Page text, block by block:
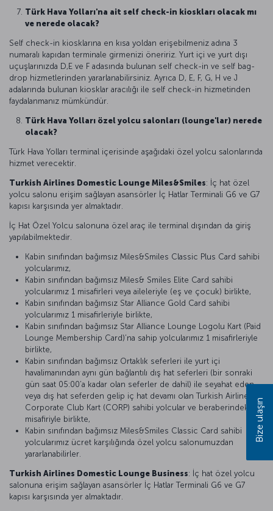
Türk Hava Yolları'na ait self check-in kioskları olacak mı
ve nerede olacak?
Self check-in kiosklarına en kısa yoldan erişebilmeniz adına 3
numaralı kapıdan terminale girmenizi öneririz. Yurt içi ve yurt dışı
uçuşlarınızda D,E ve F adasında bulunan self check-in ve self bag-
drop hizmetlerinden yararlanabilirsiniz. Ayrıca D, E, F, G, H ve J
adalarında bulunan kiosklar aracılığı ile self check-in hizmetinden
faydalanmanız mümkündür.
Türk Hava Yolları özel yolcu salonları (lounge'lar) nerede
olacak?
Türk Hava Yolları terminal içerisinde aşağıdaki özel yolcu salonlarında
hizmet verecektir.
Turkish Airlines Domestic Lounge Miles&Smiles: İç hat özel
yolcu salonu erişim sağlayan asansörler İç Hatlar Terminali G6 ve G7
kapısı karşısında yer almaktadır.
İç Hat Özel Yolcu salonuna özel araç ile terminal dışından da giriş
yapılabilmektedir.
Kabin sınıfından bağımsız Miles&Smiles Classic Plus Card sahibi
yolcularımız,
Kabin sınıfından bağımsız Miles& Smiles Elite Card sahibi
yolcularımız 1 misafirleri veya aileleriyle (eş ve çocuk) birlikte,
Kabin sınıfından bağımsız Star Alliance Gold Card sahibi
yolcularımız 1 misafirleriyle birlikte,
Kabin sınıfından bağımsız Star Alliance Lounge Logolu Kart (Paid
Lounge Membership Card)’na sahip yolcularımız 1 misafirleriyle
birlikte,
Kabin sınıfından bağımsız Ortaklık seferleri ile yurt içi
havalimanından aynı gün bağlantılı dış hat seferleri (bir sonraki
gün saat 05:00’a kadar olan seferler de dahil) ile seyahat eden
veya dış hat seferden gelip iç hat devamı olan Turkish Airlines
Corporate Club Kart (CORP) sahibi yolcular ve beraberindeki bir
misafiriyle birlikte,
Kabin sınıfından bağımsız Miles&Smiles Classic Card sahibi
yolcularımız ücret karşılığında özel yolcu salonumuzdan
yararlanabilirler.
Turkish Airlines Domestic Lounge Business: İç hat özel yolcu
salonuna erişim sağlayan asansörler İç Hatlar Terminali G6 ve G7
kapısı karşısında yer almaktadır.
Bize ulaşın